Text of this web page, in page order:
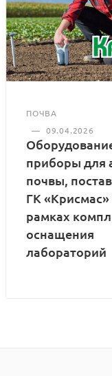
ПОЧВА
— 09.04.2026
приборы для
почвы,
ГК «Крисмас»
рамках
оснащения
лабораторий